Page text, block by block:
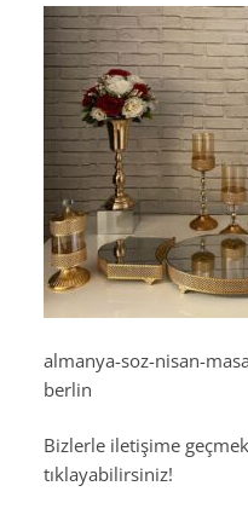
almanya-soz-nisan-
berlin
Bizlerle iletişime
tıklayabilirsiniz!